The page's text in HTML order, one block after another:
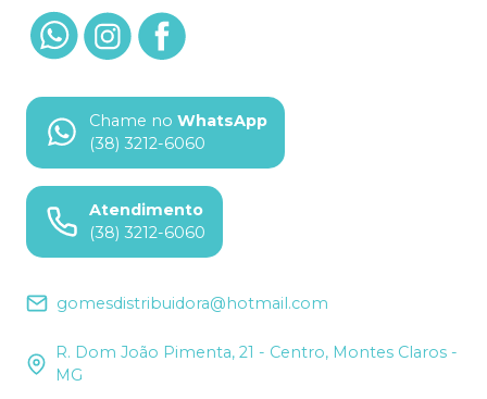
Chame no WhatsApp
(38) 3212-6060
Atendimento
(38) 3212-6060
gomesdistribuidora@hotmail.com
R. Dom João Pimenta, 21 - Centro, Montes Claros -
MG